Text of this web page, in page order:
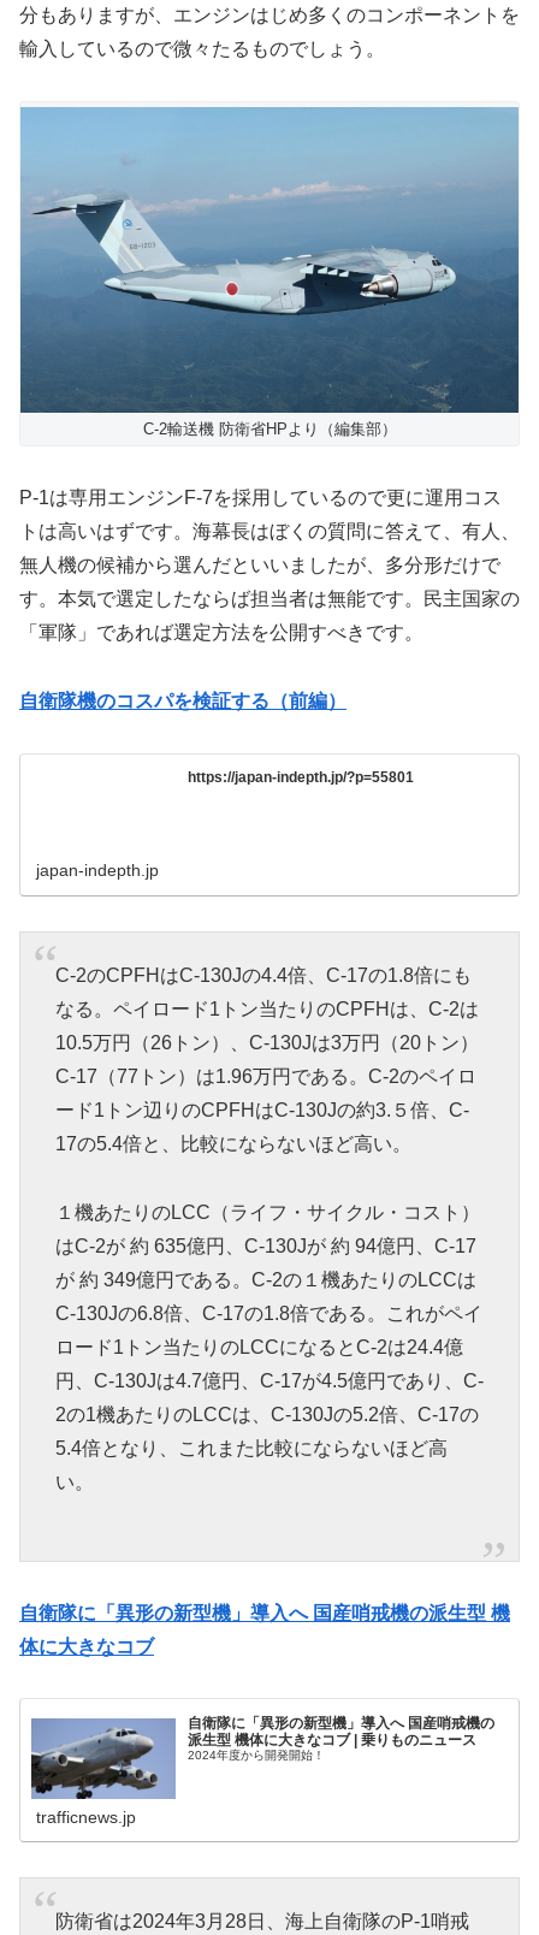
分もありますが、エンジンはじめ多くのコンポーネントを
輸入しているので微々たるものでしょう。
C-2輸送機 防衛省HPより（編集部）
P-1は専用エンジンF-7を採用しているので更に運用コス
トは高いはずです。海幕長はぼくの質問に答えて、有人、
無人機の候補から選んだといいましたが、多分形だけで
す。本気で選定したならば担当者は無能です。民主国家の
「軍隊」であれば選定方法を公開すべきです。
自衛隊機のコスパを検証する（前編）
https://japan-indepth.jp/?p=55801
japan-indepth.jp
C-2のCPFHはC-130Jの4.4倍、C-17の1.8倍にも
なる。ペイロード1トン当たりのCPFHは、C-2は
10.5万円（26トン）、C-130Jは3万円（20トン）
C-17（77トン）は1.96万円である。C-2のペイロ
ード1トン辺りのCPFHはC-130Jの約3.５倍、C-
17の5.4倍と、比較にならないほど高い。
１機あたりのLCC（ライフ・サイクル・コスト）
はC-2が 約 635億円、C-130Jが 約 94億円、C-17
が 約 349億円である。C-2の１機あたりのLCCは
C-130Jの6.8倍、C-17の1.8倍である。これがペイ
ロード1トン当たりのLCCになるとC-2は24.4億
円、C-130Jは4.7億円、C-17が4.5億円であり、C-
2の1機あたりのLCCは、C-130Jの5.2倍、C-17の
5.4倍となり、これまた比較にならないほど高
い。
自衛隊に「異形の新型機」導入へ 国産哨戒機の派生型 機
体に大きなコブ
自衛隊に「異形の新型機」導入へ 国産哨戒機の
派生型 機体に大きなコブ | 乗りものニュース
2024年度から開発開始！
trafficnews.jp
防衛省は2024年3月28日、海上自衛隊のP-1哨戒